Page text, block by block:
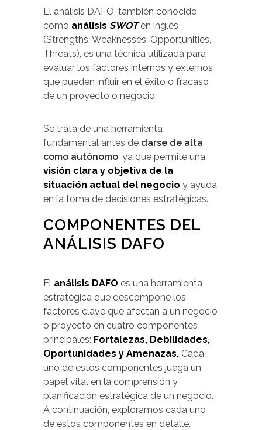
El análisis DAFO, también conocido
como análisis SWOTen inglés
(Strengths, Weaknesses, Opportunities,
Threats), es una técnica utilizada para
evaluar los factores internos y externos
que pueden influir en el éxito o fracaso
de un proyecto o negocio.
Se trata de una herramienta
fundamental antes de darse de alta
como autónomo, ya que permite una
visión clara y objetiva de la
situación actual del negocio y ayuda
en la toma de decisiones estratégicas.
COMPONENTES DEL
ANÁLISIS DAFO
El análisis DAFO es una herramienta
estratégica que descompone los
factores clave que afectan a un negocio
o proyecto en cuatro componentes
principales: Fortalezas, Debilidades,
Oportunidades y Amenazas. Cada
uno de estos componentes juega un
papel vital en la comprensión y
planificación estratégica de un negocio.
A continuación, exploramos cada uno
de estos componentes en detalle.